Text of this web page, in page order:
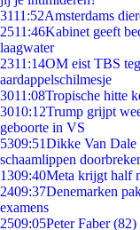
3111:52Amsterdams
2511:46Kabinet geeft
laagwater
2311:14OM eist TBS
aardappelschilmesje
3011:08Tropische hitte
3010:12Trump grijpt
geboorte in VS
5309:51Dikke Van Dale
schaamlippen
1309:40Meta krijgt half
2409:37Denemarken
examens
2509:05Peter Faber